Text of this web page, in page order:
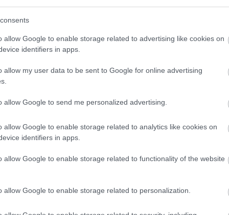
allow Google to enable storage related to advertising like cookies on
identifiers in apps.
allow my user data to be sent to Google for online advertising
allow Google to send me personalized advertising.
allow Google to enable storage related to analytics like cookies on
identifiers in apps.
allow Google to enable storage related to functionality of the website
allow Google to enable storage related to personalization.
ezer köbméter lehet, ami
lehet. 2025-ben az egri
volt. A számítások arra utalnak, hogy
ezer forint körül alakul, akkor a
a jelenlegi földgázalapú
áron szállítaná az alapanyagot az EVAT
pontosan, hogy mekkora pénzügyi